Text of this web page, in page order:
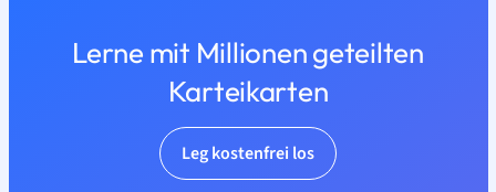
Lerne mit Millionen geteilten
Karteikarten
Leg kostenfrei los